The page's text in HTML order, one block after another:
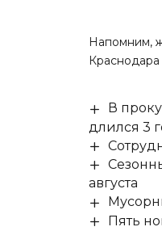
Напомним,
В
длился 3
августа
Пять